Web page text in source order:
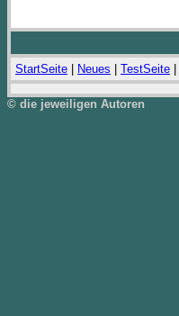
StartSeite Neues TestSeite
© die jeweiligen Autoren